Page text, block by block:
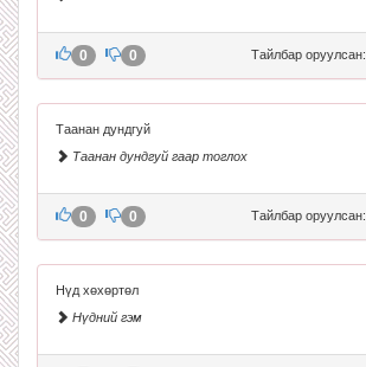
Тайлбар оруулсан:
0 0
Таанан дундгуй
Таанан дундгуй гаар тоглох
Тайлбар оруулсан:
0 0
Нүд хөхөртөл
Нүдний гэм